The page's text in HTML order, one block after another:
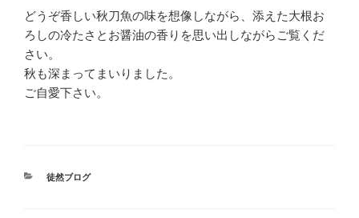
どうぞ香しい秋刀魚の味を想像しながら、添えた大根お
ろしの冷たさとお醤油の香りを思い出しながらご覧くだ
さい。
秋も深まってまいりました。
ご自愛下さい。
カ
徒然ブログ